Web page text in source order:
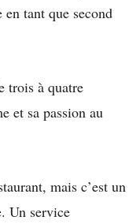
tant que second
trois à quatre
et sa passion au
mais c’est un
Un service